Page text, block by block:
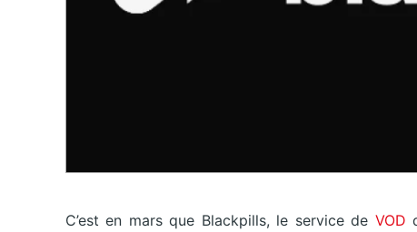
C’est en mars que Blackpills, le service de VOD